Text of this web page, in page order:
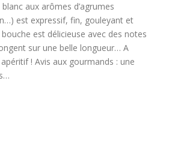
aux arômes d’agrumes
est expressif, fin, gouleyant et
est délicieuse avec des notes
sur une belle longueur… A
! Avis aux gourmands : une